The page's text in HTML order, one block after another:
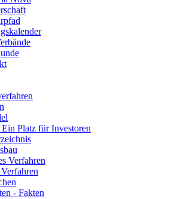
Platz für Investoren
Verfahren
Verfahren
- Fakten